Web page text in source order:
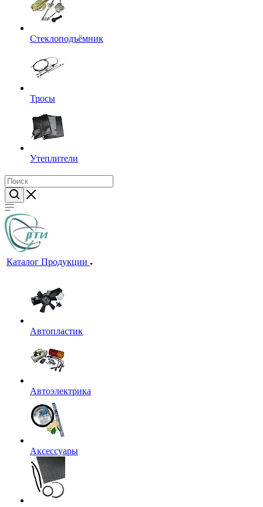
Стеклоподъёмник
Тросы
Утеплители
Каталог Продукции
Автопластик
Автоэлектрика
Аксессуары